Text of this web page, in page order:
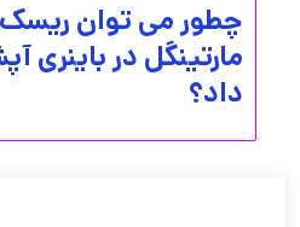
چطور می توان ریسک
مارتینگل در باینری
داد؟